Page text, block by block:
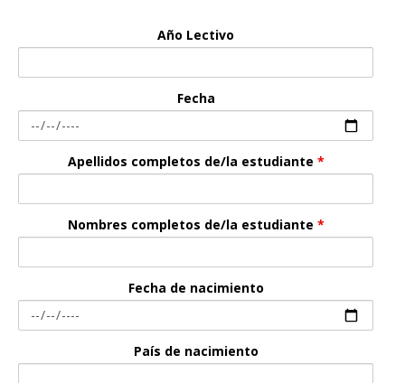
Año Lectivo
Fecha
Apellidos completos de/la estudiante *
Nombres completos de/la estudiante *
Fecha de nacimiento
País de nacimiento